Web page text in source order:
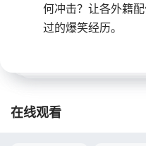
何冲击？让各外籍
过的爆笑经历。
在线观看